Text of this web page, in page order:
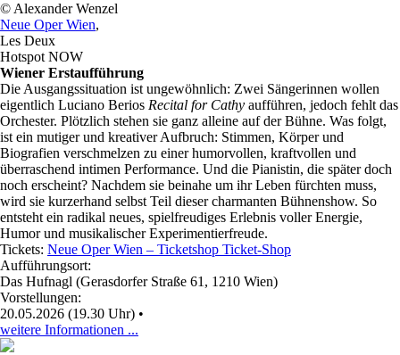
© Alexander Wenzel
Neue Oper Wien,
Les Deux
Hotspot NOW
Wiener Erstaufführung
Die Ausgangssituation ist ungewöhnlich: Zwei Sängerinnen wollen
eigentlich Luciano Berios Recital for Cathy aufführen, jedoch fehlt das
Orchester. Plötzlich stehen sie ganz alleine auf der Bühne. Was folgt,
ist ein mutiger und kreativer Aufbruch: Stimmen, Körper und
Biografien verschmelzen zu einer humorvollen, kraftvollen und
überraschend intimen Performance. Und die Pianistin, die später doch
noch erscheint? Nachdem sie beinahe um ihr Leben fürchten muss,
wird sie kurzerhand selbst Teil dieser charmanten Bühnenshow. So
entsteht ein radikal neues, spielfreudiges Erlebnis voller Energie,
Humor und musikalischer Experimentierfreude.
Tickets: Neue Oper Wien – Ticketshop Ticket-Shop
Aufführungsort:
Das Hufnagl (Gerasdorfer Straße 61, 1210 Wien)
Vorstellungen:
20.05.2026 (19.30 Uhr) •
weitere Informationen ...